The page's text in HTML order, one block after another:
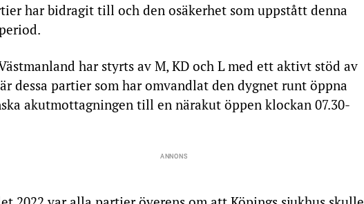
har bidragit till och den osäkerhet som uppstått denna
har styrts av M, KD och L med ett aktivt stöd av
är dessa partier som har omvandlat den dygnet runt öppna
akutmottagningen till en närakut öppen klockan 07.30-